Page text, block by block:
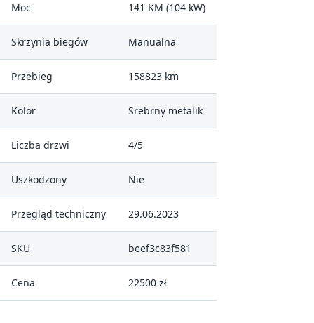
Moc 141 KM (104 kW)
Skrzynia biegów Manualna
Przebieg 158823 km
Kolor Srebrny metalik
Liczba drzwi 4/5
Uszkodzony Nie
Przegląd techniczny 29.06.2023
SKU beef3c83f581
Cena 22500 zł